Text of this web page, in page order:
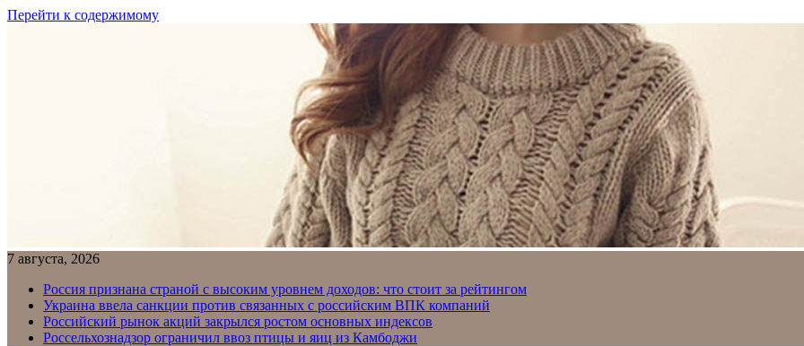
Перейти к содержимому
7 августа, 2026
Россия признана страной с высоким уровнем доходов: что стоит за рейтингом
Украина ввела санкции против связанных с российским ВПК компаний
Российский рынок акций закрылся ростом основных индексов
Россельхознадзор ограничил ввоз птицы и яиц из Камбоджи